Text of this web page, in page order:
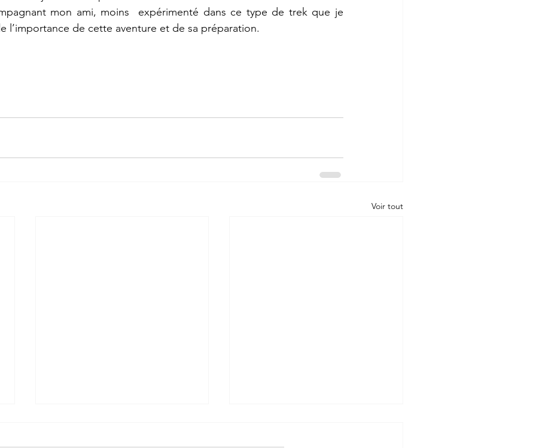
mon ami, moins  expérimenté dans ce type de trek que je
l’importance de cette aventure et de sa préparation.
Voir tout